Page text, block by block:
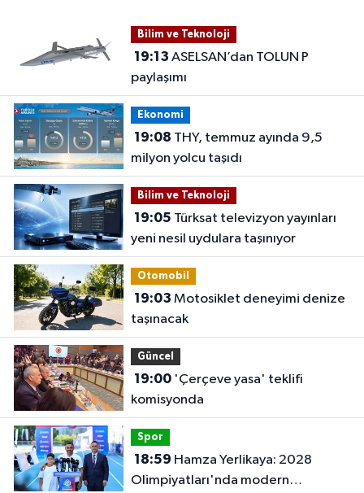
Bilim ve Teknoloji
19:13
paylaşımı
Ekonomi
19:08
milyon yolcu taşıdı
Bilim ve Teknoloji
19:05
yeni nesil uydulara taşınıyor
Otomobil
19:03
taşınacak
Güncel
19:00'Çerçeve yasa' teklifi
komisyonda
Spor
18:59
Olimpiyatları'nda modern